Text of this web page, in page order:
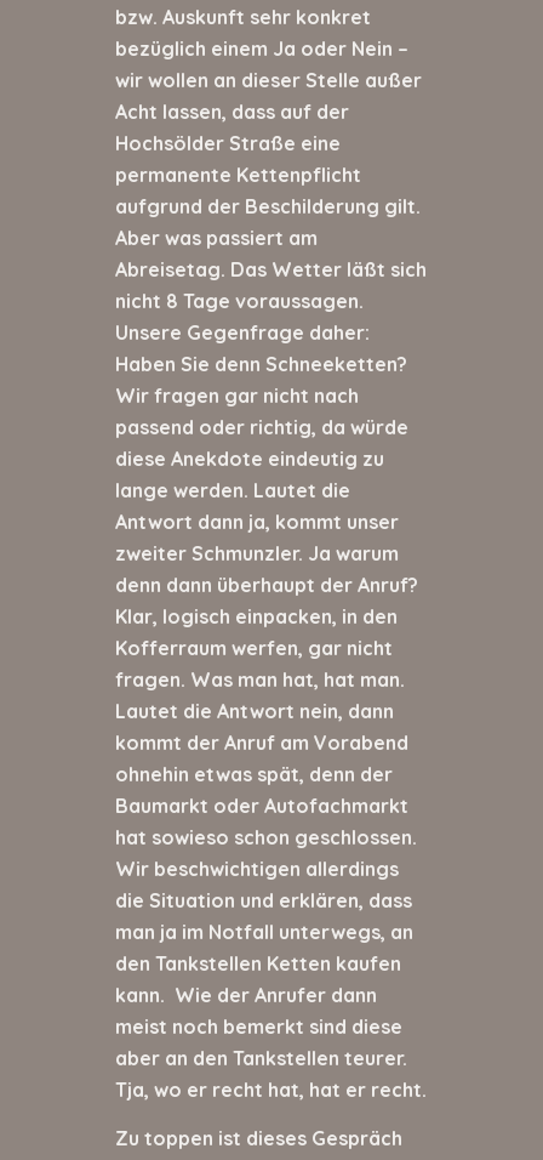
bzw. Auskunft sehr konkret
bezüglich einem Ja oder Nein –
wir wollen an dieser Stelle außer
Acht lassen, dass auf der
Hochsölder Straße eine
permanente Kettenpflicht
aufgrund der Beschilderung gilt.
Aber was passiert am
Abreisetag. Das Wetter läßt sich
nicht 8 Tage voraussagen.
Unsere Gegenfrage daher:
Haben Sie denn Schneeketten?
Wir fragen gar nicht nach
passend oder richtig, da würde
diese Anekdote eindeutig zu
lange werden. Lautet die
Antwort dann ja, kommt unser
zweiter Schmunzler. Ja warum
denn dann überhaupt der Anruf?
Klar, logisch einpacken, in den
Kofferraum werfen, gar nicht
fragen. Was man hat, hat man.
Lautet die Antwort nein, dann
kommt der Anruf am Vorabend
ohnehin etwas spät, denn der
Baumarkt oder Autofachmarkt
hat sowieso schon geschlossen.
Wir beschwichtigen allerdings
die Situation und erklären, dass
man ja im Notfall unterwegs, an
den Tankstellen Ketten kaufen
kann. Wie der Anrufer dann
meist noch bemerkt sind diese
aber an den Tankstellen teurer.
Tja, wo er recht hat, hat er recht.
Zu toppen ist dieses Gespräch